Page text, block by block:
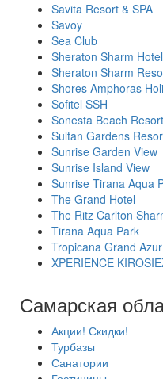
Savita Resort & SPA
Savoy
Sea Club
Sheraton Sharm
Sheraton Sharm
Shores Amphoras
Sofitel SSH
Sonesta Beach
Sultan Gardens
Sunrise Garden View
Sunrise Island View
Sunrise Tirana Aqua
The Grand Hotel
The Ritz Carlton
Tirana Aqua Park
Tropicana Grand
XPERIENCE
Самарская
Акции! Скидки!
Турбазы
Санатории